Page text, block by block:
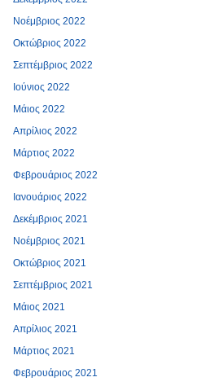
Νοέμβριος 2022
Οκτώβριος 2022
Σεπτέμβριος 2022
Ιούνιος 2022
Μάιος 2022
Απρίλιος 2022
Μάρτιος 2022
Φεβρουάριος 2022
Ιανουάριος 2022
Δεκέμβριος 2021
Νοέμβριος 2021
Οκτώβριος 2021
Σεπτέμβριος 2021
Μάιος 2021
Απρίλιος 2021
Μάρτιος 2021
Φεβρουάριος 2021